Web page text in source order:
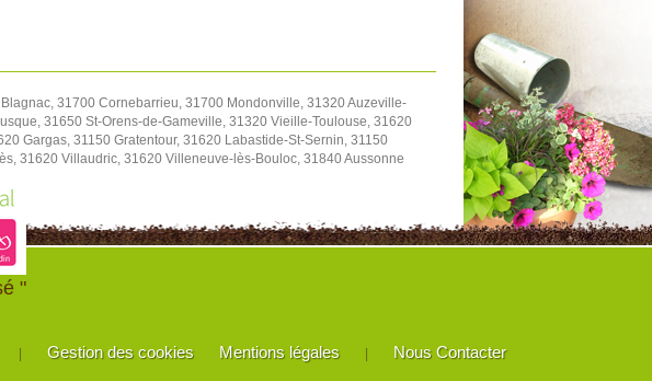
31700 Cornebarrieu, 31700 Mondonville, 31320 Auzeville-
31650 St-Orens-de-Gameville, 31320 Vieille-Toulouse, 31620
Gargas, 31150 Gratentour, 31620 Labastide-St-Sernin, 31150
31620 Villaudric, 31620 Villeneuve-lès-Bouloc, 31840 Aussonne
"
Gestion des cookies Mentions légales Nous Contacter